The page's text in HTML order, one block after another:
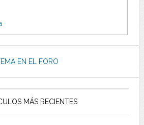
EN EL FORO
MÁS RECIENTES